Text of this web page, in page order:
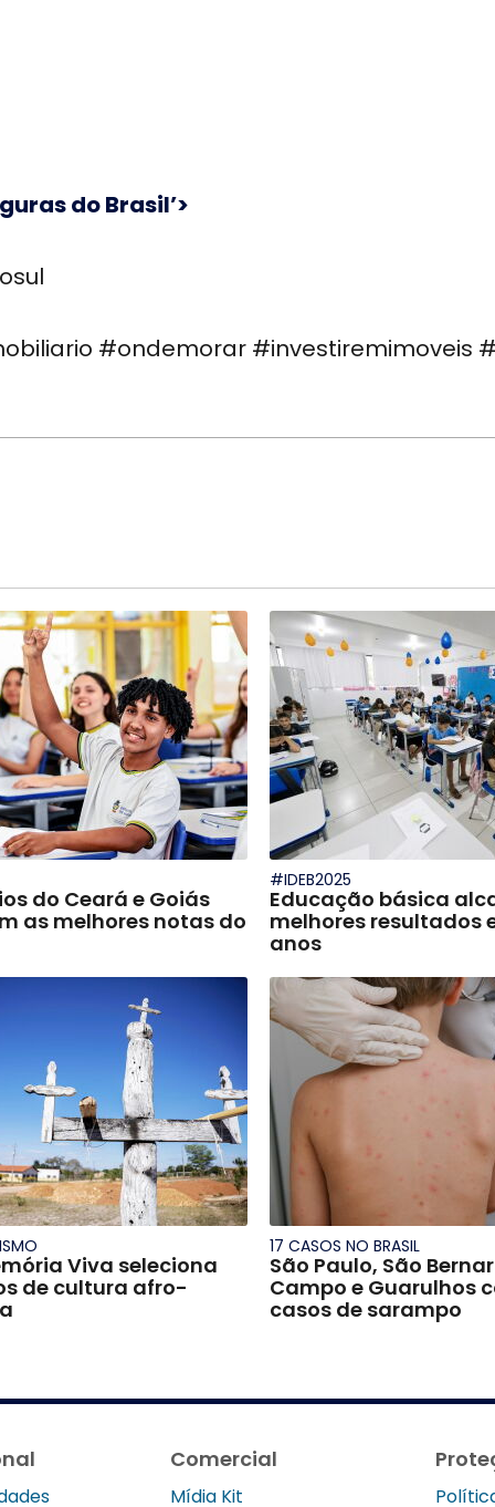
do Brasil’>
#ondemorar #investiremimoveis
do Ceará e Goiás
as melhores notas do
#IDEB2025
Educação básica
melhores resultados
anos
Viva seleciona
de cultura afro-
17 CASOS NO BRASIL
São Paulo, São
Campo e Guarulhos
casos de sarampo
Comercial
Mídia Kit